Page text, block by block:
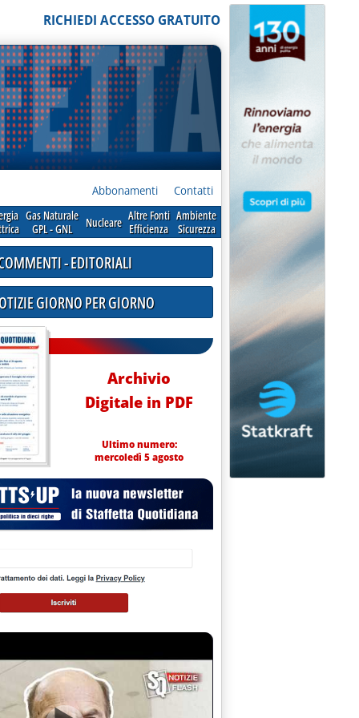
RICHIEDI ACCESSO GRATUITO
Abbonamenti Contatti
Gas Naturale
GPL - GNL
Nucleare Altre Fonti
Efficienza
Ambiente
Sicurezza
- EDITORIALI
GIORNO PER GIORNO
Archivio
Digitale in PDF
Ultimo numero:
mercoledì 5 agosto